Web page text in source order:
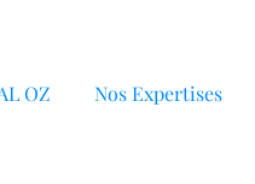
OZ Nos Expertises